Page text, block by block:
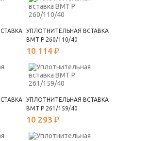
УПЛОТНИТЕЛЬНАЯ ВСТАВКА
ВМТ Р 260/110/40
10 114 ₽
УПЛОТНИТЕЛЬНАЯ ВСТАВКА
ВМТ Р 261/159/40
10 293 ₽